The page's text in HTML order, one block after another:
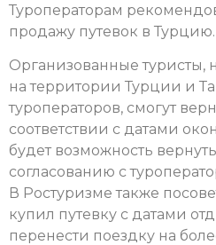
Туроператорам
продажу путевок в Турцию.
Организованные туристы,
на территории Турции и
туроператоров, смогут
соответствии с датами
будет возможность
согласованию с
В Ростуризме также
купил путевку с датами
перенести поездку на